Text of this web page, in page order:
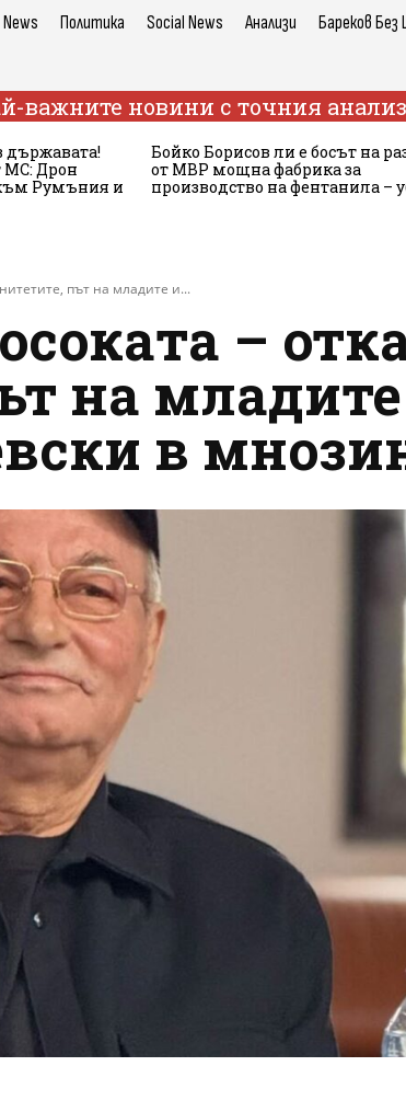
Политика Social News Анализи Бареков Без
важните новини с точния
държавата!
МС: Дрон
Румъния и
Бойко Борисов ли е босът на
от МВР мощна фабрика за
производство на фентанила –
път на младите и...
–
на
в